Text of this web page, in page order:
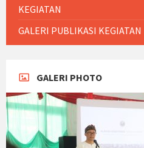
KEGIATAN
GALERI PUBLIKASI KEGIATAN
GALERI PHOTO